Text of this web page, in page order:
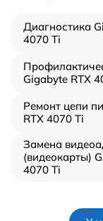
Диагностика
4070 Ti
Gigabyte RTX
Ремонт цепи
RTX 4070 Ti
Замена
(видеокарты)
4070 Ti